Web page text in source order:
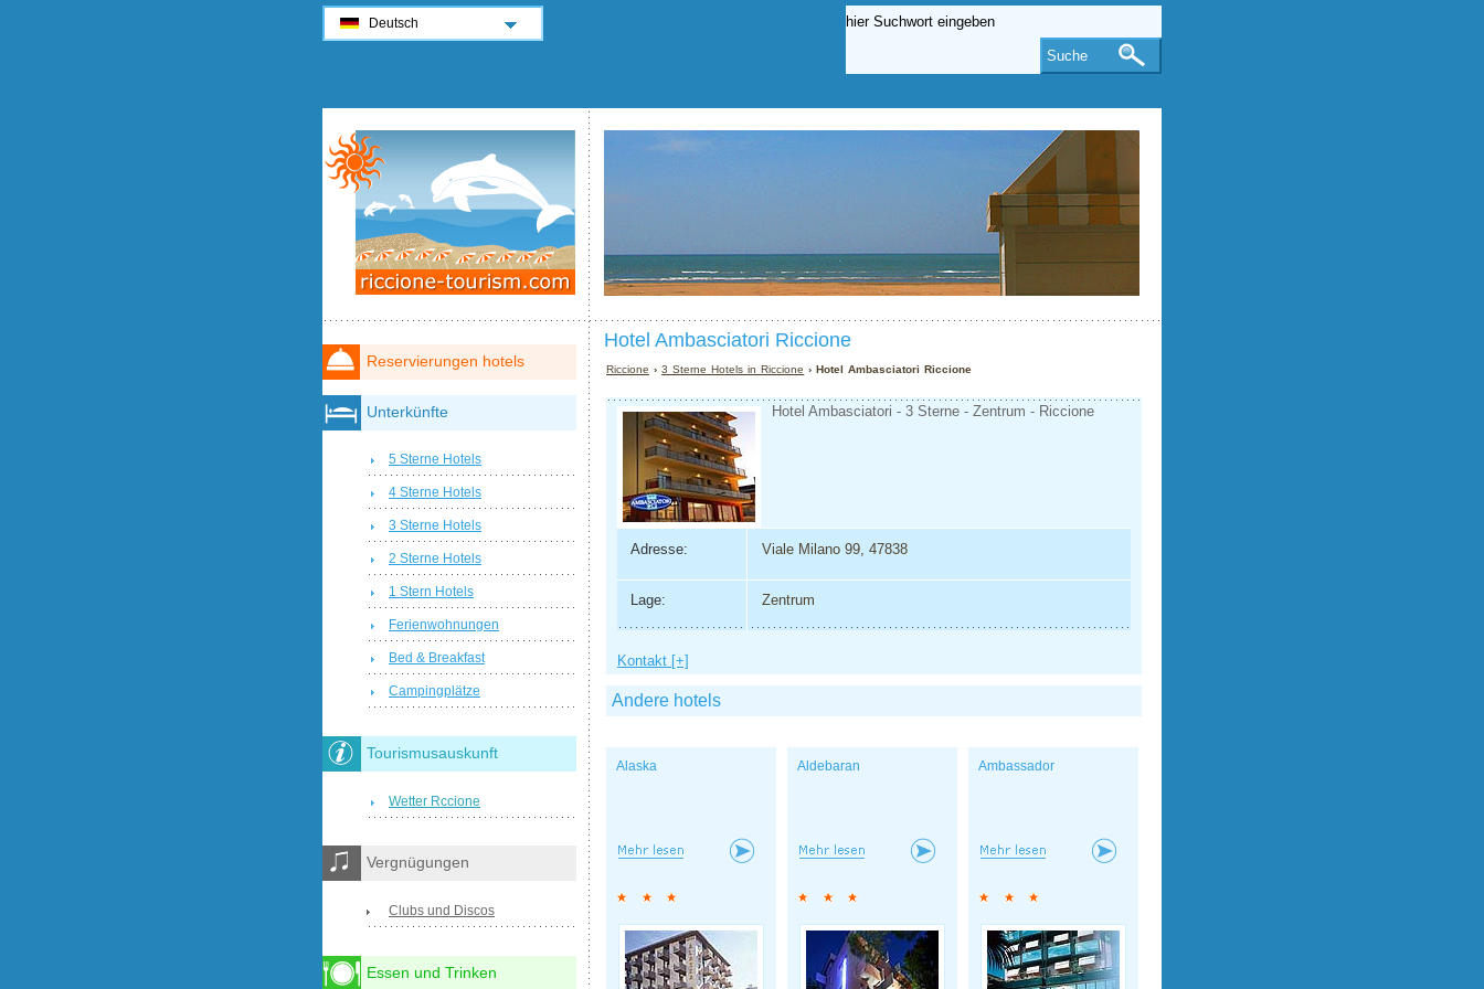
Hotel Ambasciatori Riccione
Riccione ›3 Sterne Hotels in Riccione › Hotel Ambasciatori Riccione
Hotel Ambasciatori - 3 Sterne - Zentrum - Riccione
Adresse: Viale Milano 99, 47838
Lage: Zentrum
Kontakt [+]
Andere hotels
Alaska Aldebaran Ambassador
Reservierungen hotels
Unterkünfte
5 Sterne Hotels
4 Sterne Hotels
3 Sterne Hotels
2 Sterne Hotels
1 Stern Hotels
Ferienwohnungen
Bed & Breakfast
Campingplätze
Tourismusauskunft
Wetter Rccione
Vergnügungen
Clubs und Discos
Essen und Trinken
Deutsch
Suche